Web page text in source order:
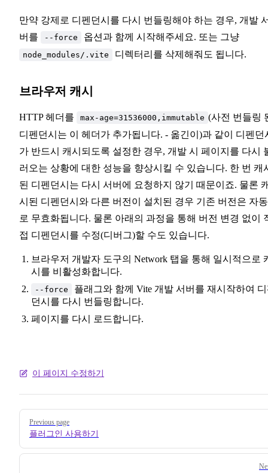
만약 강제로 디펜던시를 다시 번들링해야 하는 경우, 개발
버를
--force 옵션과 함께 시작해주세요. 또는 그냥
node_modules/.vite 디렉터리를 삭제해줘도 됩니다.
브라우저 캐시
HTTP 헤더를 max-age=31536000,immutable (사전 번들링
디펜던시는 이 헤더가 추가됩니다. - 옮긴이)과 같이 디펜던
가 반드시 캐시되도록 설정한 경우, 개발 시 페이지를 다시
러오는 상황에 대한 성능을 향상시킬 수 있습니다. 한 번 캐
된 디펜던시는 다시 서버에 요청하지 않기 때문이죠. 물론
시된 디펜던시와 다른 버전이 설치된 경우 기존 버전은 자
로 무효화됩니다. 물론 아래의 과정을 통해 버전 변경 없이
접 디펜던시를 수정(디버그)할 수도 있습니다.
브라우저 개발자 도구의 Network 탭을 통해 일시적으로
시를 비활성화합니다.
--force
플래그와 함께 Vite 개발 서버를 재시작하여
던시를 다시 번들링합니다.
페이지를 다시 로드합니다.
이 페이지 수정하기
Pager
Previous page
플러그인 사용하기